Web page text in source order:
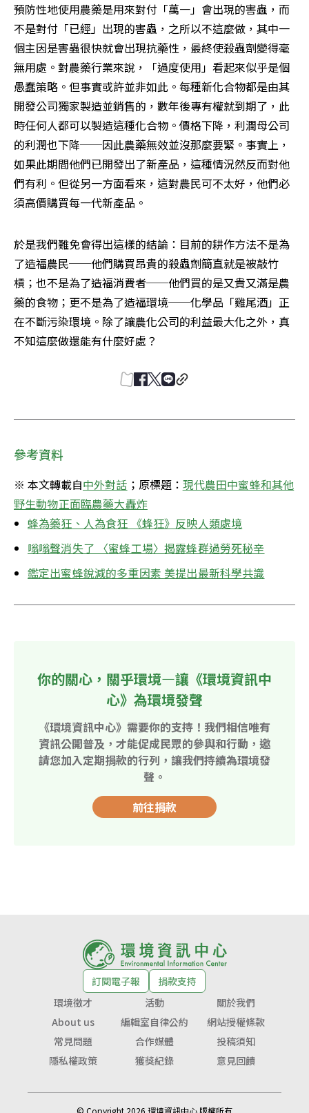
預防性地使用農藥是用來對付「萬一」會出現的害蟲，而
不是對付「已經」出現的害蟲，之所以不這麼做，其中一
個主因是害蟲很快就會出現抗藥性，最終使殺蟲劑變得毫
無用處。對農藥行業來說，「過度使用」看起來似乎是個
愚蠢策略。但事實或許並非如此。每種新化合物都是由其
開發公司獨家製造並銷售的，數年後專有權就到期了，此
時任何人都可以製造這種化合物。價格下降，利潤母公司
的利潤也下降──因此農藥無效並沒那麼要緊。事實上，
如果此期間他們已開發出了新產品，這種情況然反而對他
們有利。但從另一方面看來，這對農民可不太好，他們必
須高價購買每一代新產品。
於是我們難免會得出這樣的結論：目前的耕作方法不是為
了造福農民──他們購買昂貴的殺蟲劑簡直就是被敲竹
槓；也不是為了造福消費者──他們買的是又貴又滿是農
藥的食物；更不是為了造福環境──化學品「雞尾酒」正
在不斷污染環境。除了讓農化公司的利益最大化之外，真
不知這麼做還能有什麼好處？
參考資料
※ 本文轉載自中外對話 ；原標題： 現代農田中蜜蜂和其他
野生動物正面臨農藥大轟炸
蜂為藥狂、人為食狂 《蜂狂》反映人類處境
嗡嗡聲消失了 〈蜜蜂工場〉揭露蜂群過勞死秘辛
鑑定出蜜蜂銳減的多重因素 美提出最新科學共識
你的關心，關乎環境—讓《環境資訊中
心》為環境發聲
《環境資訊中心》需要你的支持！我們相信唯有
資訊公開普及，才能促成民眾的參與和行動，邀
請您加入定期捐款的行列，讓我們持續為環境發
聲。
前往捐款
訂閱電子報
捐款支持
環境徵才
活動
關於我們
About us
編輯室自律公約
網站授權條款
常見問題
合作媒體
投稿須知
隱私權政策
獲獎紀錄 意見回饋